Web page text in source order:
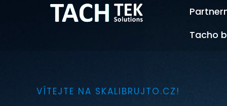
Tacho
VÍTEJTE NA SKALIBRUJTO.CZ!